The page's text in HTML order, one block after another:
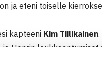
ja eteni toiselle
kapteeni Kim Tiilikainen.
ja Henrin loukkaantumiset
puoli tuntia, Harri